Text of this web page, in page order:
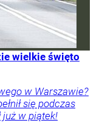
wielkie święto
w Warszawie?
się podczas
już w piątek!